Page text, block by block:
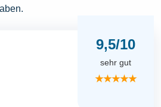
9,5/10
sehr gut
★★★★★